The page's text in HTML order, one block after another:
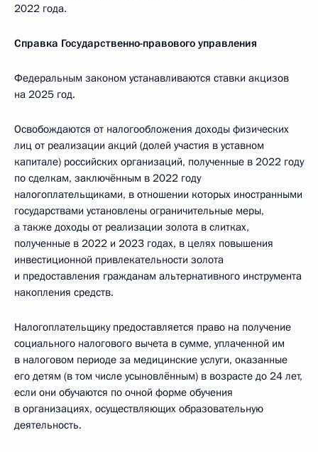
2022 года.
Справка Государственно-правового управления
Федеральным законом устанавливаются ставки акцизов
на 2025 год.
Освобождаются от налогообложения доходы физических
лиц от реализации акций (долей участия в уставном
капитале) российских организаций, полученные в 2022 году
по сделкам, заключённым в 2022 году
налогоплательщиками, в отношении которых иностранными
государствами установлены ограничительные меры,
а также доходы от реализации золота в слитках,
полученные в 2022 и 2023 годах, в целях повышения
инвестиционной привлекательности золота
и предоставления гражданам альтернативного инструмента
накопления средств.
Налогоплательщику предоставляется право на получение
социального налогового вычета в сумме, уплаченной им
в налоговом периоде за медицинские услуги, оказанные
его детям (в том числе усыновлённым) в возрасте до 24 лет,
если они обучаются по очной форме обучения
в организациях, осуществляющих образовательную
деятельность.